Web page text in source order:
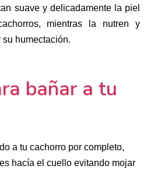
suave y delicadamente la piel
mientras la nutren y
humectación.
bañar a tu
a tu cachorro por completo,
hacía el cuello evitando mojar